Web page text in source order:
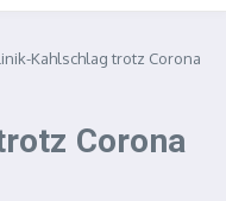
Kahlschlag trotz Corona
Corona